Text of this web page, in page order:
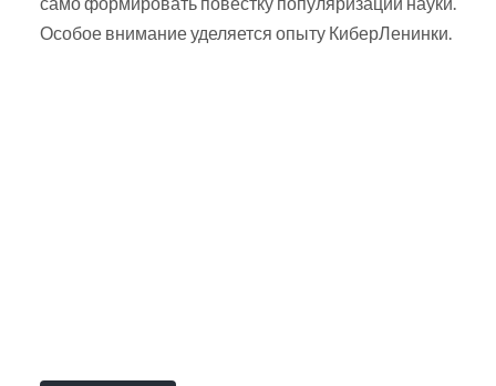
Особое внимание уделяется опыту КиберЛенинки.